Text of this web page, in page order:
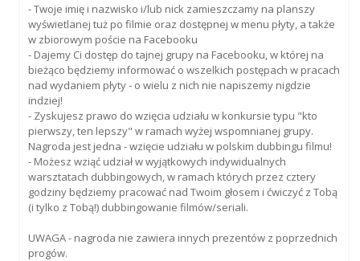
- Twoje imię i nazwisko i/lub nick zamieszczamy na planszy
wyświetlanej tuż po filmie oraz dostępnej w menu płyty, a także
w zbiorowym poście na Facebooku
- Dajemy Ci dostęp do tajnej grupy na Facebooku, w której na
bieżąco będziemy informować o wszelkich postępach w pracach
nad wydaniem płyty - o wielu z nich nie napiszemy nigdzie
indziej!
- Zyskujesz prawo do wzięcia udziału w konkursie typu "kto
pierwszy, ten lepszy" w ramach wyżej wspomnianej grupy.
Nagroda jest jedna - wzięcie udziału w polskim dubbingu filmu!
- Możesz wziąć udział w wyjątkowych indywidualnych
warsztatach dubbingowych, w ramach których przez cztery
godziny będziemy pracować nad Twoim głosem i ćwiczyć z Tobą
(i tylko z Tobą!) dubbingowanie filmów/seriali.
UWAGA - nagroda nie zawiera innych prezentów z poprzednich
progów.